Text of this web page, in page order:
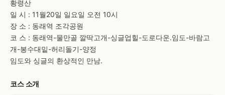
황령산
일 시 : 11월20일 일요일 오전 10시
장 소 : 동래역 조각공원
코 스 : 동래역-물만골 깔딱고개-싱글업힐-도로다운.임도-바람고
개-봉수대밑-허리돌기-양정
임도와 싱글의 환상적인 만남.
코스 소개